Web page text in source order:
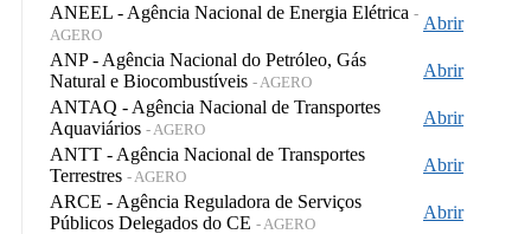
ANEEL - Agência Nacional de Energia Elétrica -
AGERO
Abrir
ANP - Agência Nacional do Petróleo, Gás
Natural e Biocombustíveis - AGERO
Abrir
ANTAQ - Agência Nacional de Transportes
Aquaviários - AGERO
Abrir
ANTT - Agência Nacional de Transportes
Terrestres - AGERO
Abrir
ARCE - Agência Reguladora de Serviços
Públicos Delegados do CE - AGERO
Abrir